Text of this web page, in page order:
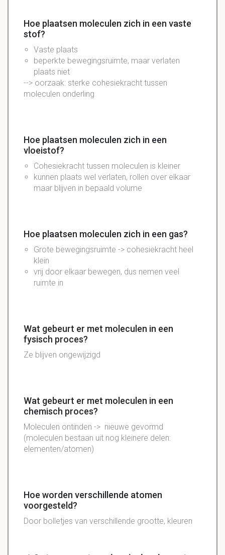
Hoe plaatsen moleculen zich in een vaste
stof?
Vaste plaats
beperkte bewegingsruimte, maar verlaten
plaats niet
--> oorzaak: sterke cohesiekracht tussen
moleculen onderling
Hoe plaatsen moleculen zich in een
vloeistof?
Cohesiekracht tussen moleculen is kleiner
kunnen plaats wel verlaten, rollen over elkaar
maar blijven in bepaald volume
Hoe plaatsen moleculen zich in een gas?
Grote bewegingsruimte -> cohesiekracht heel
klein
vrij door elkaar bewegen, dus nemen veel
ruimte in
Wat gebeurt er met moleculen in een
fysisch proces?
Ze blijven ongewijzigd
Wat gebeurt er met moleculen in een
chemisch proces?
Moleculen ontinden -> nieuwe gevormd
(moleculen bestaan uit nog kleinere delen:
elementen/atomen)
Hoe worden verschillende atomen
voorgesteld?
Door bolletjes van verschillende grootte, kleuren